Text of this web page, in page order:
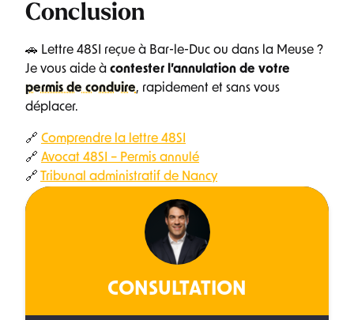
Conclusion
🚗 Lettre 48SI reçue à Bar-le-Duc ou dans la Meuse ?
Je vous aide à contester l’annulation de votre
permis de conduire, rapidement et sans vous
déplacer.
🔗 Comprendre la lettre 48SI
🔗 Avocat 48SI – Permis annulé
🔗
Tribunal administratif de Nancy
CONSULTATION